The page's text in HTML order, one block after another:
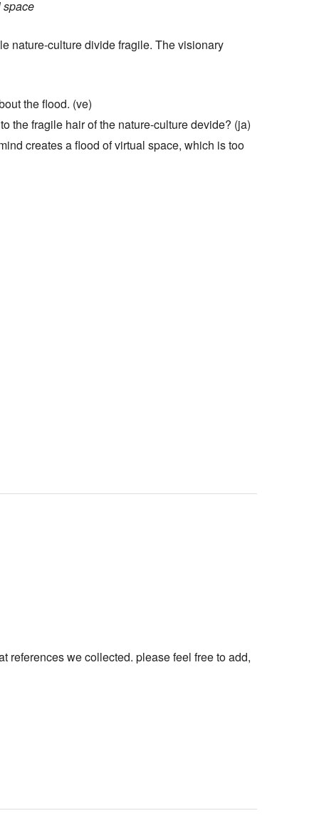
space
nature-culture divide fragile. The visionary
the flood. (ve)
the fragile hair of the nature-culture devide? (ja)
creates a flood of virtual space, which is too
references we collected. please feel free to add,